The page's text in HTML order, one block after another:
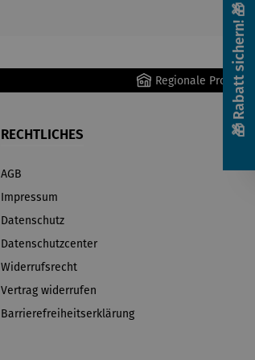
Regionale Produkte
RECHTLICHES
AGB
Impressum
Datenschutz
Datenschutzcenter
Widerrufsrecht
Vertrag widerrufen
Barrierefreiheitserklärung
🎁 Rabatt sichern! 🎁